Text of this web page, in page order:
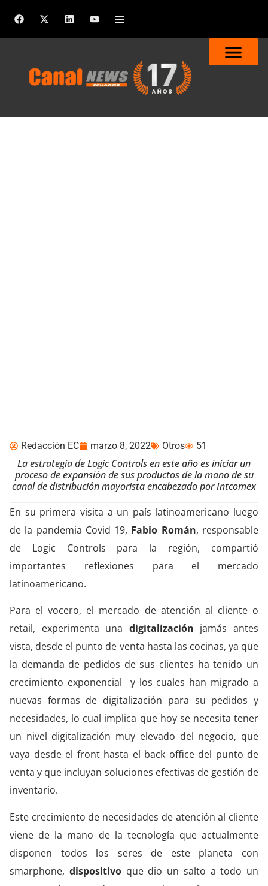
Redacción EC marzo 8, 2022 Otros 51
La estrategia de Logic Controls en este año es iniciar un
proceso de expansión de sus productos de la mano de su
canal de distribución mayorista encabezado por Intcomex
En su primera visita a un país latinoamericano luego
de la pandemia Covid 19, Fabio Román, responsable
de Logic Controls para la región, compartió
importantes reflexiones para el mercado
latinoamericano.
Para el vocero, el mercado de atención al cliente o
retail, experimenta una digitalización jamás antes
vista, desde el punto de venta hasta las cocinas, ya que
la demanda de pedidos de sus clientes ha tenido un
crecimiento exponencial y los cuales han migrado a
nuevas formas de digitalización para su pedidos y
necesidades, lo cual implica que hoy se necesita tener
un nivel digitalización muy elevado del negocio, que
vaya desde el front hasta el back office del punto de
venta y que incluyan soluciones efectivas de gestión de
inventario.
Este crecimiento de necesidades de atención al cliente
viene de la mano de la tecnología que actualmente
disponen todos los seres de este planeta con
smarphone, dispositivoque dio un salto a todo un